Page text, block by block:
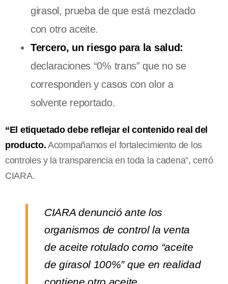
girasol, prueba de que está mezclado
con otro aceite.
Tercero, un riesgo para la salud:
declaraciones “0% trans” que no se
corresponden y casos con olor a
solvente reportado.
“El etiquetado debe reflejar el contenido real del
producto. Acompañamos el fortalecimiento de los
controles y la transparencia en toda la cadena”, cerró
CIARA.
CIARA denunció ante los
organismos de control la venta
de aceite rotulado como “aceite
de girasol 100%” que en realidad
contiene otro aceite.